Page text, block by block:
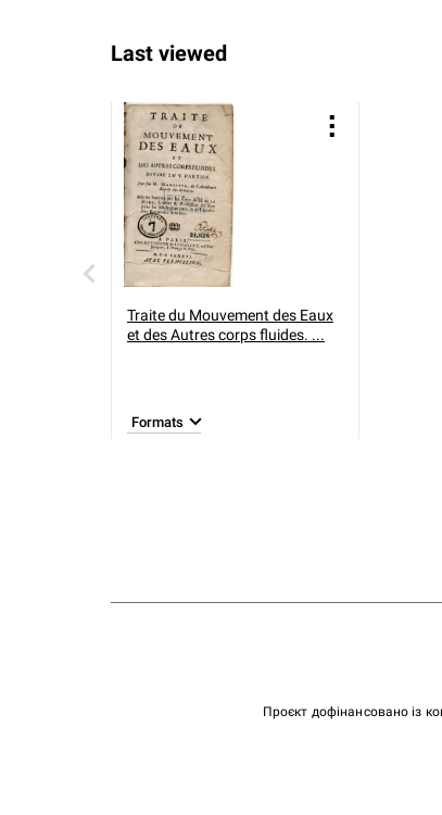
Last viewed
Traite du Mouvement des Eaux
et des Autres corps fluides. ...
Formats
Проєкт дофінансовано із